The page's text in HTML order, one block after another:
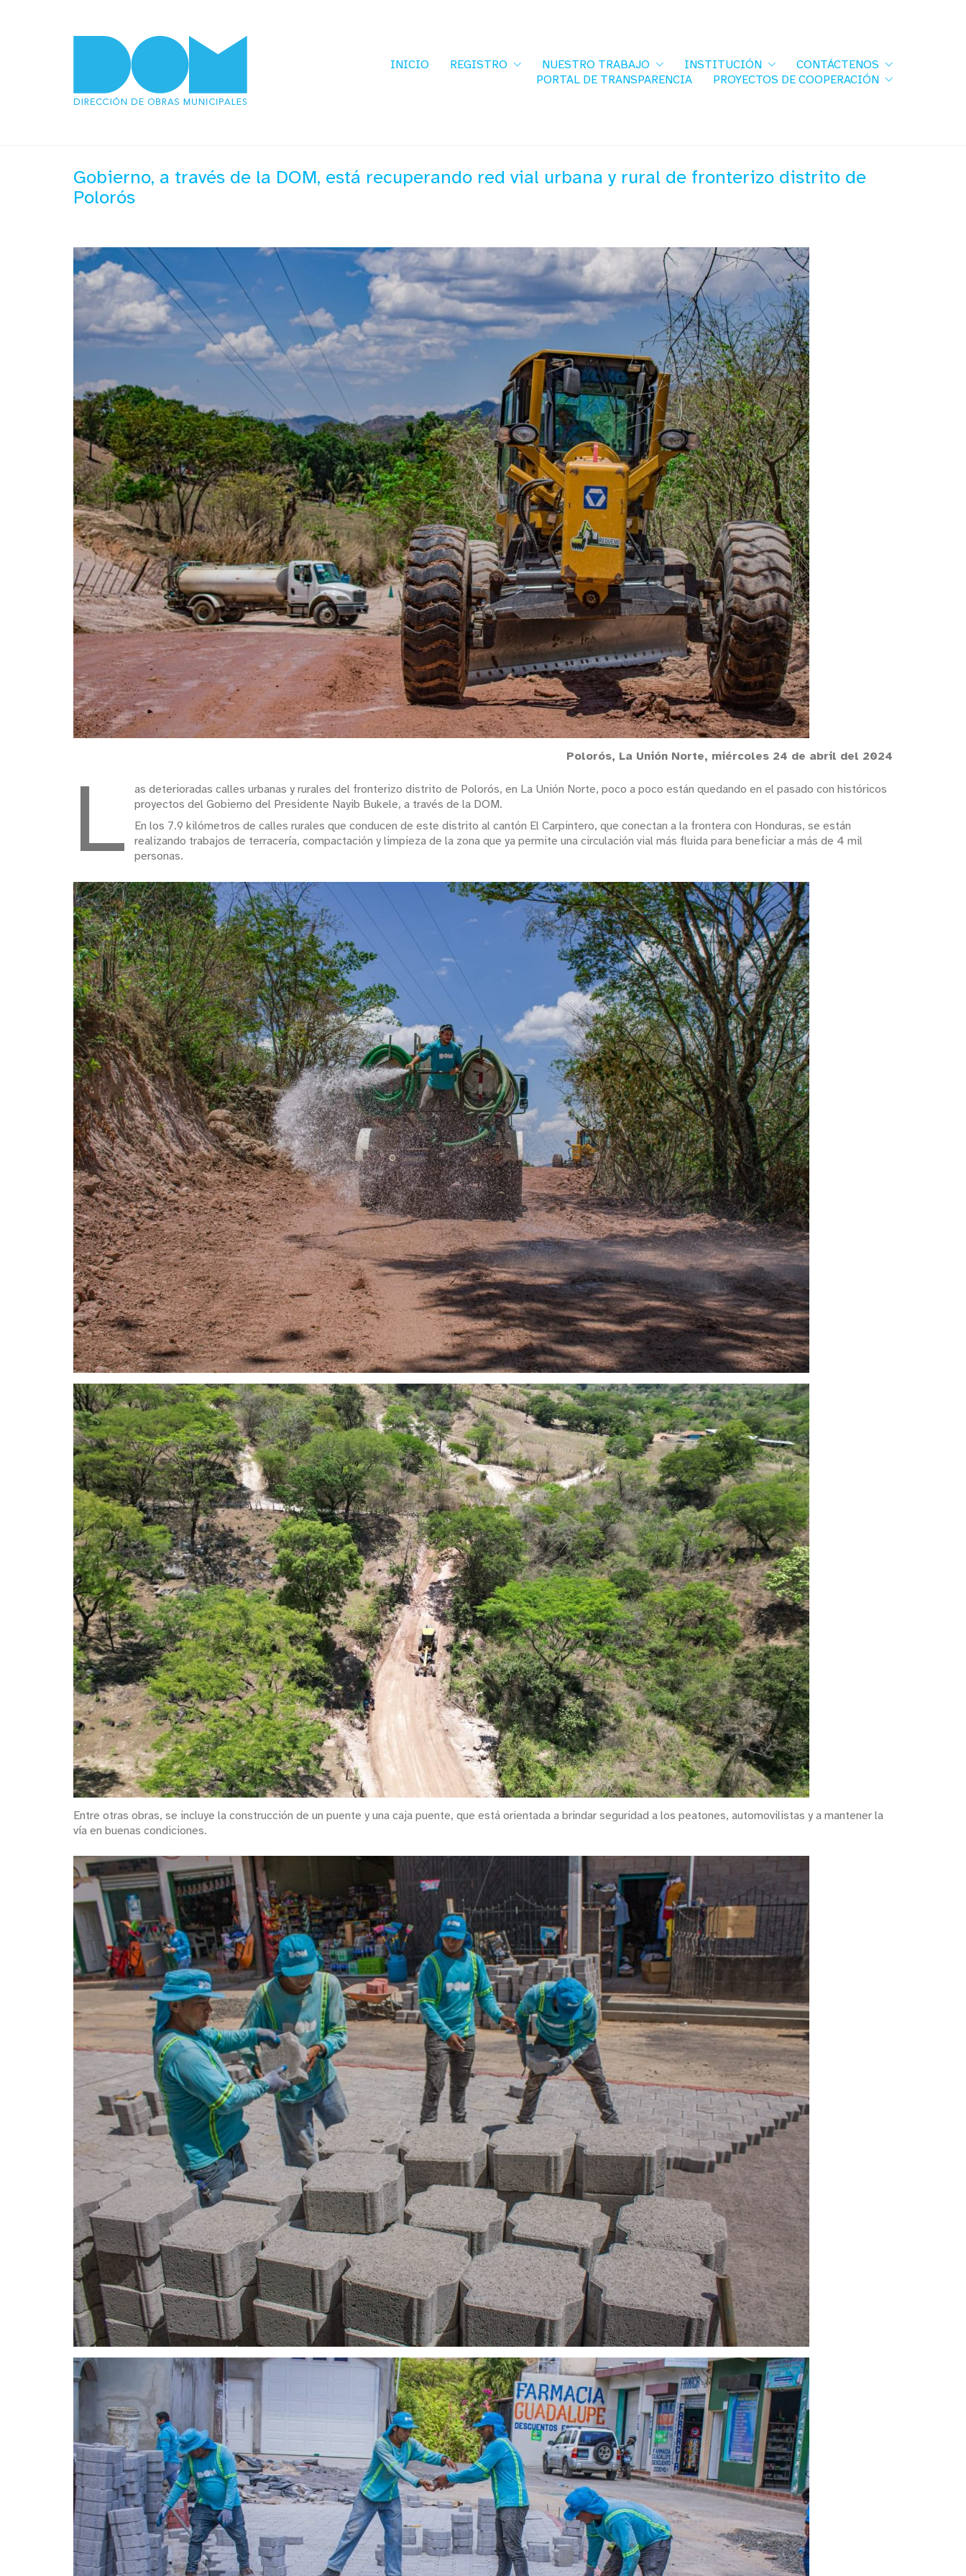
INICIO REGISTRO NUESTRO TRABAJO INSTITUCIÓN
CONTÁCTENOS
PORTAL DE TRANSPARENCIA
PROYECTOS DE COOPERACIÓN
Gobierno, a través de la DOM, está recuperando red vial urbana y rural de fronterizo distrito de
Polorós
Polorós, La Unión Norte, miércoles 24 de abril del 2024
L
as deterioradas calles urbanas y rurales del fronterizo distrito de Polorós, en La Unión Norte, poco a poco están quedando en el pasado con históricos
proyectos del Gobierno del Presidente Nayib Bukele, a través de la DOM.
En los 7.9 kilómetros de calles rurales que conducen de este distrito al cantón El Carpintero, que conectan a la frontera con Honduras, se están
realizando trabajos de terracería, compactación y limpieza de la zona que ya permite una circulación vial más fluida para beneficiar a más de 4 mil
personas.
Entre otras obras, se incluye la construcción de un puente y una caja puente, que está orientada a brindar seguridad a los peatones, automovilistas y a mantener la
vía en buenas condiciones.